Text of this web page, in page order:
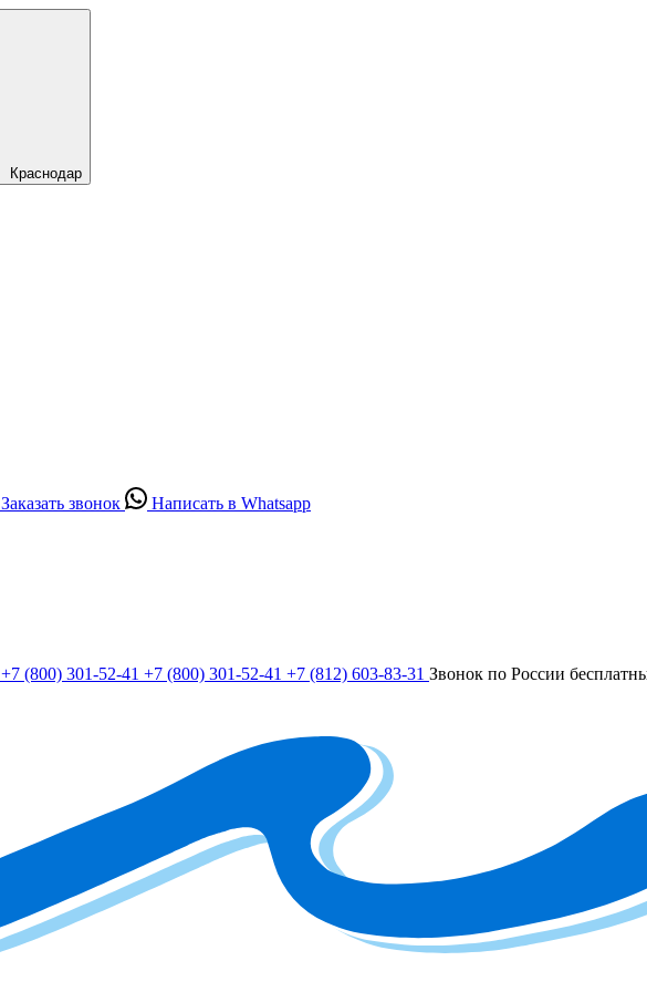
Краснодар
Заказать звонок Написать в Whatsapp
+7 (800) 301-52-41 +7 (800) 301-52-41 +7 (812) 603-83-31 Звонок по России